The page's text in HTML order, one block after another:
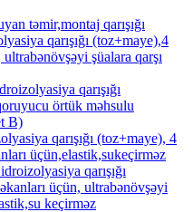
təmir,montaj qarışığı
qarışığı (toz+maye),4
şüalara qarşı
qarışığı
örtük məhsulu
B)
qarışığı (toz+maye), 4
üçün,elastik,sukeçirməz
qarışığı
üçün, ultrabənövşəyi
keçirməz